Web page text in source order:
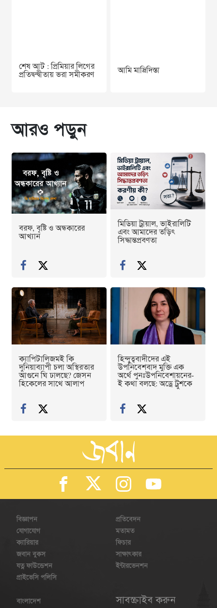
শেষ আট : প্রিমিয়ার লিগের
প্রতিদ্বন্দ্বীতায় ভরা সমীকরণ
আমি মাদ্রিদিস্তা
আরও পড়ুন
বরফ, বৃষ্টি ও অন্ধকারের
আখ্যান
মিডিয়া ট্রায়াল, ভাইরালিটি
এবং আমাদের তড়িৎ
সিদ্ধান্তপ্রবণতা
ক্যাপিটালিজমই কি
দুনিয়াব্যাপী চলা অস্থিরতার
আগুনে ঘি ঢালছে? জেসন
হিকেলের সাথে আলাপ
হিন্দুত্ববাদীদের এই
উপনিবেশবাদ মুক্তি এক
অর্থে পুনঃউপনিবেশায়নের-
ই কথা বলছে: অড্রে ট্রুশকে
বিজ্ঞাপন
যোগাযোগ
ক্যারিয়ার
জবান বুকস
যত্ন ফাউন্ডেশন
প্রাইভেসি পলিসি
প্রতিবেদন
মতামত
ফিচার
সাক্ষাৎকার
ইন্টারভেনশন
বাংলাদেশ সাবস্ক্রাইব করুন